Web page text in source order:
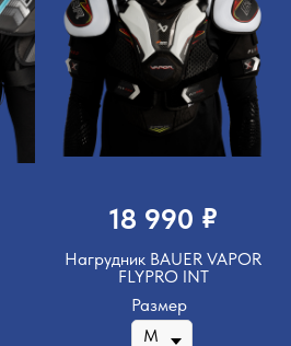
18 990 ₽
Нагрудник BAUER VAPOR
FLYPRO INT
Размер